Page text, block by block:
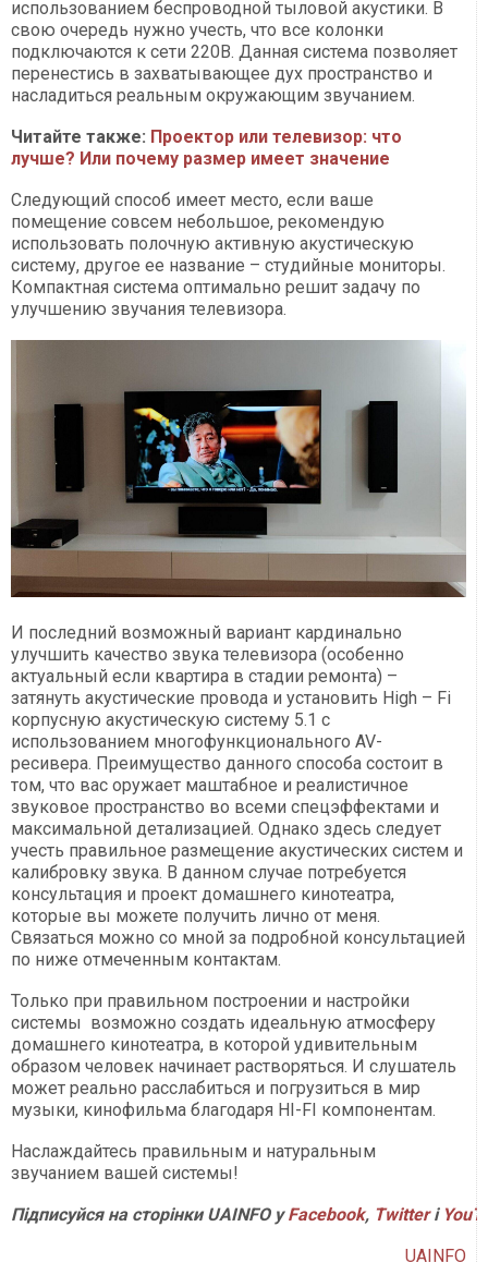
использованием беспроводной тыловой акустики. В
свою очередь нужно учесть, что все колонки
подключаются к сети 220В. Данная система позволяет
перенестись в захватывающее дух пространство и
насладиться реальным окружающим звучанием.
Читайте также: Проектор или телевизор: что
лучше? Или почему размер имеет значение​​​​​​​
Следующий способ имеет место, если ваше
помещение совсем небольшое, рекомендую
использовать полочную активную акустическую
систему, другое ее название – студийные мониторы.
Компактная система оптимально решит задачу по
улучшению звучания телевизора.
И последний возможный вариант кардинально
улучшить качество звука телевизора (особенно
актуальный если квартира в стадии ремонта) –
затянуть акустические провода и установить High – Fi
корпусную акустическую систему 5.1 с
использованием многофункционального AV-
ресивера. Преимущество данного способа состоит в
том, что вас оружает маштабное и реалистичное
звуковое пространство во всеми спецэффектами и
максимальной детализацией. Однако здесь следует
учесть правильное размещение акустических систем и
калибровку звука. В данном случае потребуется
консультация и проект домашнего кинотеатра,
которые вы можете получить лично от меня.
Связаться можно со мной за подробной консультацией
по ниже отмеченным контактам.
Только при правильном построении и настройки
системы возможно создать идеальную атмосферу
домашнего кинотеатра, в которой удивительным
образом человек начинает растворяться. И слушатель
может реально расслабиться и погрузиться в мир
музыки, кинофильма благодаря HI-FI компонентам.
Наслаждайтесь правильным и натуральным
звучанием вашей системы!
Підписуйся на сторінки UAINFO уFacebook, Twitterі
UAINFO